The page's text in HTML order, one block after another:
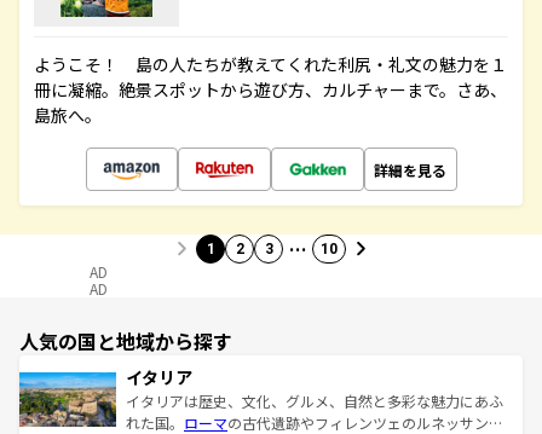
ようこそ！ 島の人たちが教えてくれた利尻・礼文の魅力を１
冊に凝縮。絶景スポットから遊び方、カルチャーまで。さあ、
島旅へ。
詳細を見る
1 2 3 … 10
AD
AD
人気の国と地域から探す
イタリア
イタリアは歴史、文化、グルメ、自然と多彩な魅力にあふ
れた国。 ローマの古代遺跡やフィレンツェのルネッサンス